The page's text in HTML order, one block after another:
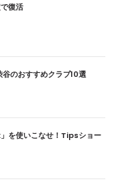
復活
のおすすめクラブ10選
を使いこなせ！Tipsショー